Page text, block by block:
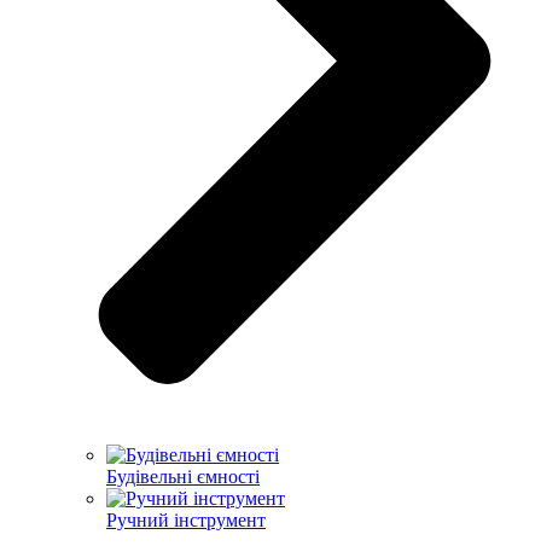
Будівельні ємності
Ручний інструмент